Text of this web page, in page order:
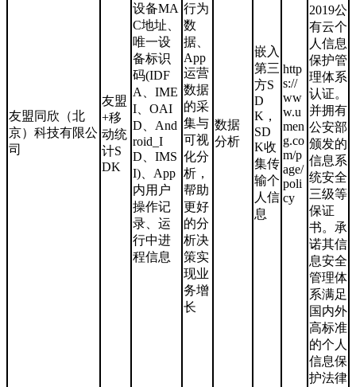
友盟同欣（北
京）科技有限公
司
友盟
+移
动统
计S
DK
设备MA
C地址、
唯一设
备标识
码(IDF
A、IME
I、OAI
D、And
roid_I
D、IMS
I)、App
内用户
操作记
录、运
行中进
程信息
行为
数
据、
App
运营
数据
的采
集与
可视
化分
析，
帮助
更好
的分
析决
策实
现业
务增
长
数据
分析
嵌入
第三
方S
D
K，
SD
K收
集传
输个
人信
息
http
s://
ww
w.u
men
g.co
m/p
age/
poli
cy
2019公
有云个
人信息
保护管
理体系
认证。
并拥有
公安部
颁发的
信息系
统安全
三级等
保证
书。承
诺其信
息安全
管理体
系满足
国内外
高标准
的个人
信息保
护法律